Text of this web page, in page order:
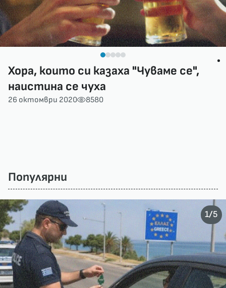
Хора, които си казаха "Чуваме се",
наистина се чуха
26 октомври 2020 8580
Популярни
1/5